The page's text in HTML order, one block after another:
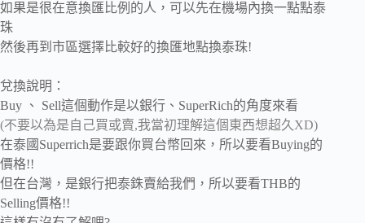
如果是很在意換匯比例的人，可以先在機場內換一點點泰
珠
然後再到市區選擇比較好的換匯地點換泰珠!
兌換說明：
Buy 、 Sell這個動作是以銀行、SuperRich的角度來看
(不要以為是自己買或賣,我當初理解這個東西想超久XD)
在泰國Superrich是要跟你買台幣回來，所以要看Buying的
價格!!
但在台灣，是銀行把泰銖賣給我們，所以要看THB的
Selling價格!!